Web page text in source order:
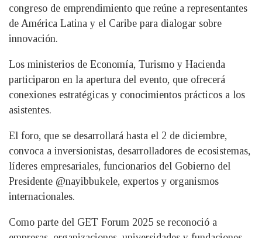
congreso de emprendimiento que reúne a representantes
de América Latina y el Caribe para dialogar sobre
innovación.
Los ministerios de Economía, Turismo y Hacienda
participaron en la apertura del evento, que ofrecerá
conexiones estratégicas y conocimientos prácticos a los
asistentes.
El foro, que se desarrollará hasta el 2 de diciembre,
convoca a inversionistas, desarrolladores de ecosistemas,
líderes empresariales, funcionarios del Gobierno del
Presidente @nayibbukele, expertos y organismos
internacionales.
Como parte del GET Forum 2025 se reconoció a